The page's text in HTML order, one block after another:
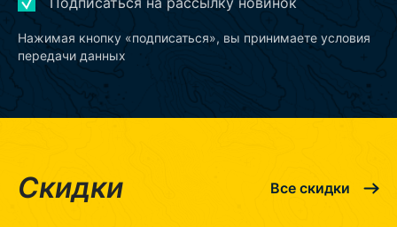
Нажимая кнопку «подписаться», вы принимаете условия
передачи данных
Скидки Все скидки